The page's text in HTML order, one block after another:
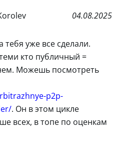
04.08.2025
тебя уже все сделали.
кто публичный =
Можешь посмотреть
p2p-
. Он в этом цикле
всех, в топе по оценкам